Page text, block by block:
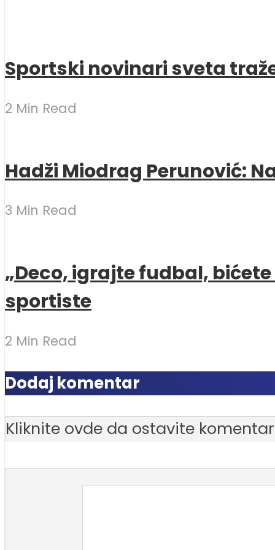
Sportski novinari sveta
2 Min Read
Hadži Miodrag Perunović:
3 Min Read
„Deco, igrajte fudbal,
sportiste
2 Min Read
Dodaj komentar
Kliknite ovde da ostavite komentar